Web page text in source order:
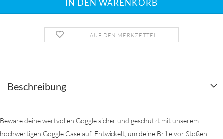
AUF DEN MERKZETTEL
Beschreibung
Beware deine wertvollen Goggle sicher und geschützt mit unserem
hochwertigen Goggle Case auf. Entwickelt, um deine Brille vor Stößen,